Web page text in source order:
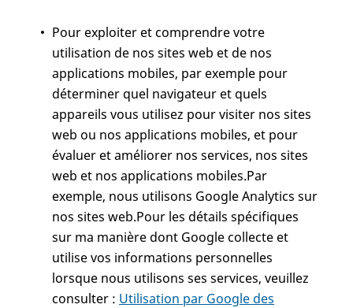
Pour exploiter et comprendre votre
utilisation de nos sites web et de nos
applications mobiles, par exemple pour
déterminer quel navigateur et quels
appareils vous utilisez pour visiter nos sites
web ou nos applications mobiles, et pour
évaluer et améliorer nos services, nos sites
web et nos applications mobiles.Par
exemple, nous utilisons Google Analytics sur
nos sites web.Pour les détails spécifiques
sur ma manière dont Google collecte et
utilise vos informations personnelles
lorsque nous utilisons ses services, veuillez
consulter : Utilisation par Google des